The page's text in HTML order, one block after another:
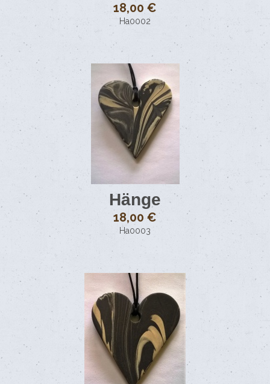
18,00 €
Ha0002
Hänge
18,00 €
Ha0003